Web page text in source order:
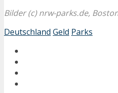
Bilder (c) nrw-parks.de,
Deutschland Geld Parks